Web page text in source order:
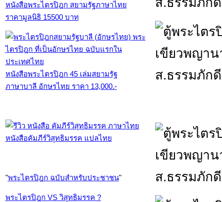
หนังสือพระไตรปิฎก สยามรัฐภาษาไทย
ราคามูลนิธิ 15500 บาท
หนังสือพระไตรปิฎก 45 เล่มสยามรัฐ
ภาษาบาลี อักษรไทย ราคา 13,000.-
หนังสือคัมภีร์วิสุทธิมรรค แปลไทย
"พระไตรปิฎก ฉบับสำหรับประชาชน"
พระไตรปิฎก VS วิสุทธิมรรค ?